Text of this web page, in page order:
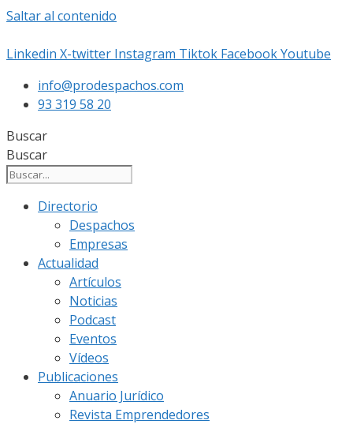
Saltar al contenido
Linkedin X-twitter Instagram Tiktok FacebookYoutube
info@prodespachos.com
93 319 58 20
Buscar
Buscar
Directorio
Despachos
Empresas
Actualidad
Artículos
Noticias
Podcast
Eventos
Vídeos
Publicaciones
Anuario Jurídico
Revista Emprendedores